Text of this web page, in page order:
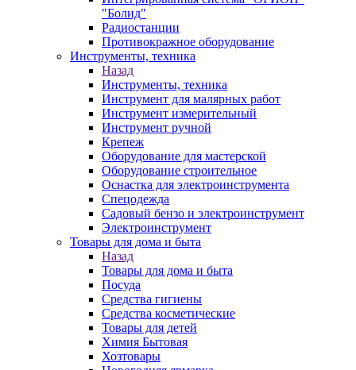
"Болид"
Радиостанции
Противокражное оборудование
Инструменты, техника
Назад
Инструменты, техника
Инструмент для малярных работ
Инструмент измерительный
Инструмент ручной
Крепеж
Оборудование для мастерской
Оборудование строительное
Оснастка для электроинструмента
Спецодежда
Садовый бензо и электроинструмент
Электроинструмент
Товары для дома и быта
Назад
Товары для дома и быта
Посуда
Средства гигиены
Средства косметические
Товары для детей
Химия Бытовая
Хозтовары